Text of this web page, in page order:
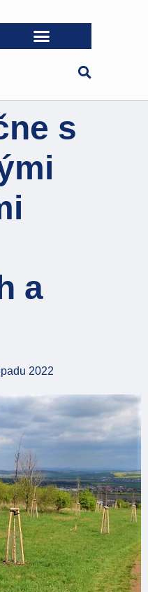
s
a
2022